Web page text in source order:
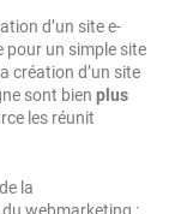
d’un site e-
pour un simple site
création d’un site
sont bien plus
les réunit
la
webmarketing :